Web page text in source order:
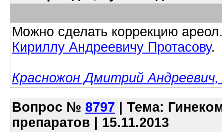
Можно сделать коррекцию
Кириллу Андреевичу Протасову.
Красножон Дмитрий Андреевич,
Вопрос № 8797 | Тема:
препаратов | 15.11.2013